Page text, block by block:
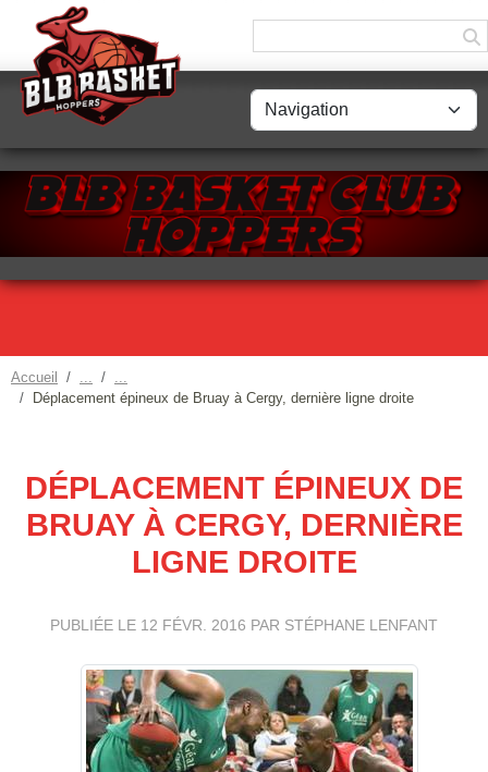
Accueil
Déplacement épineux de Bruay à Cergy, dernière ligne droite
DÉPLACEMENT ÉPINEUX DE
BRUAY À CERGY, DERNIÈRE
LIGNE DROITE
PUBLIÉE LE 12 FÉVR. 2016 PAR STÉPHANE LENFANT
Panneau de gestion des cookies